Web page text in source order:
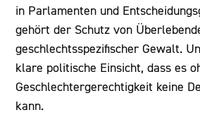
in Parlamenten und
gehört der Schutz von
geschlechtsspezifischer Gewalt.
klare politische Einsicht, dass es
Geschlechtergerechtigkeit keine
kann.